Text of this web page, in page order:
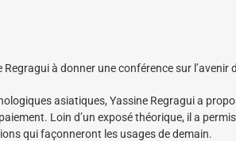
à donner une conférence sur l’avenir
asiatiques, Yassine Regragui a
Loin d’un exposé théorique, il a
qui façonneront les usages de demain.